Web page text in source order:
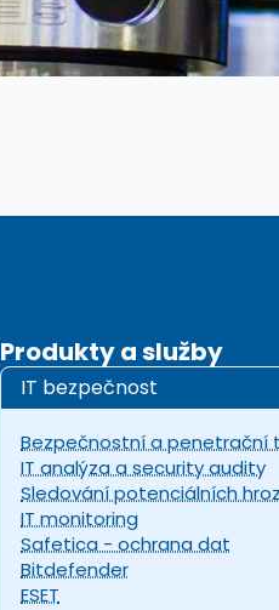
Produkty a služby
IT bezpečnost
Bezpečnostní a penetrační
IT analýza a security audity
Sledování potenciálních
IT monitoring
Safetica - ochrana dat
Bitdefender
ESET